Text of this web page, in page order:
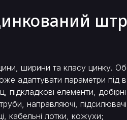
ширини та класу цинку.
адаптувати параметри під
підкладкові елементи, добірні
направляючі,
кабельні лотки, кожухи;